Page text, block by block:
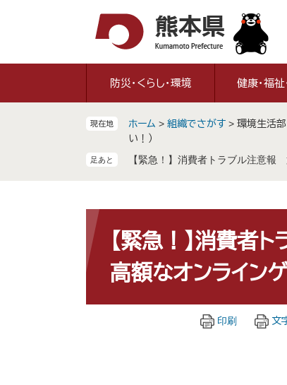
防災・くらし・環境 健康・福祉
現在地 ホーム > 組織でさがす > 環境生活部
い！）
【緊急！】消費者トラブル注意報
文
【緊急！】消費者
高額なオンライン
印刷 文